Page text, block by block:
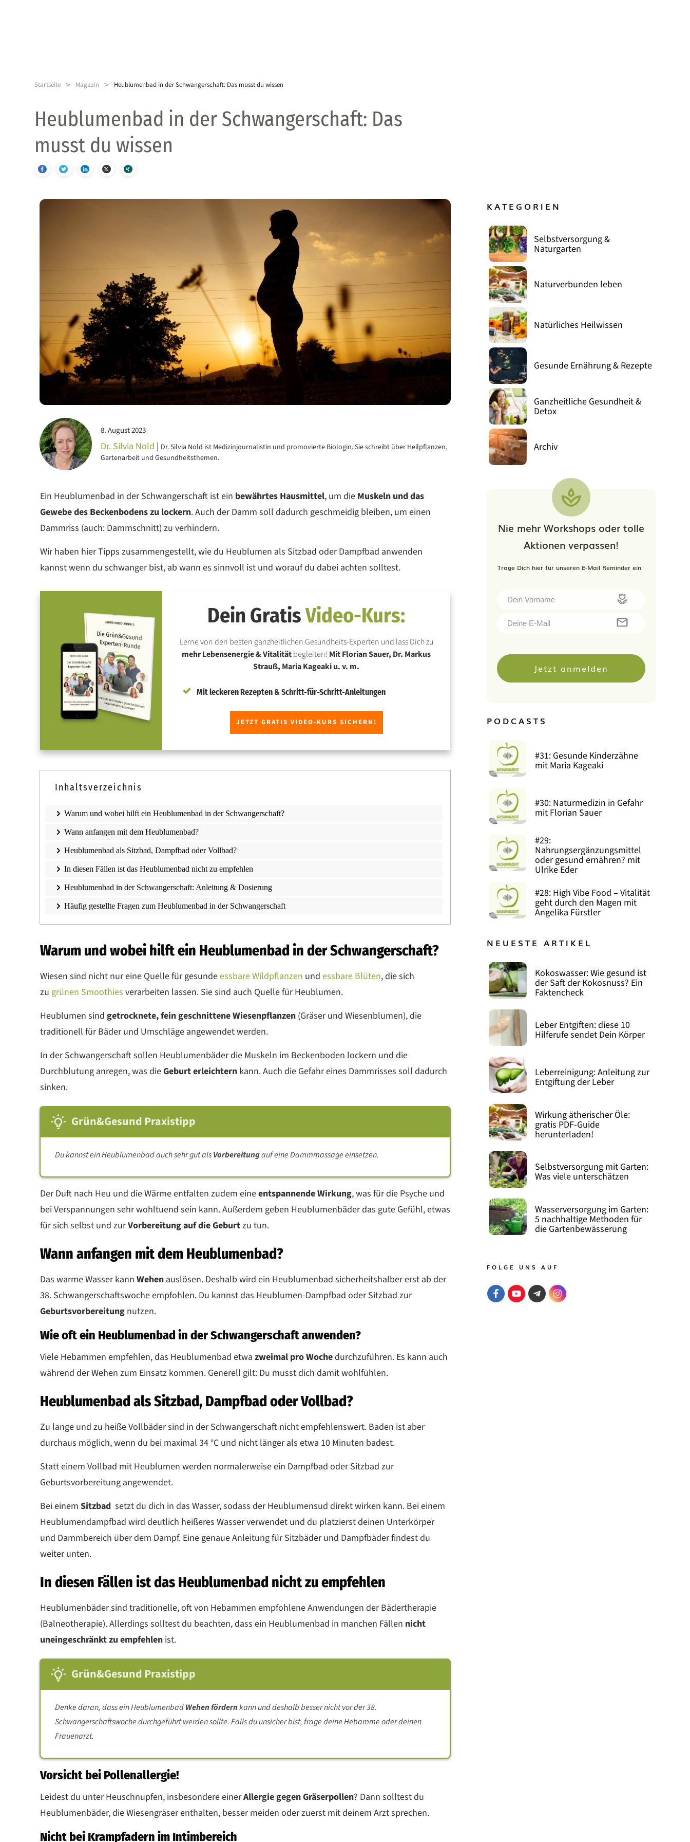
Startseite > Magazin > Heublumenbad in der Schwangerschaft: Das musst du wissen
Heublumenbad in der Schwangerschaft: Das
musst du wissen
8. August 2023
Dr. Silvia Nold | Dr. Silvia Nold ist Medizinjournalistin und promovierte Biologin. Sie schreibt über Heilpflanzen,
Gartenarbeit und Gesundheitsthemen.
Ein Heublumenbad in der Schwangerschaft ist ein bewährtes Hausmittel, um die Muskeln und das
Gewebe des Beckenbodens zu lockern. Auch der Damm soll dadurch geschmeidig bleiben, um einen
Dammriss (auch: Dammschnitt) zu verhindern.
Wir haben hier Tipps zusammengestellt, wie du Heublumen als Sitzbad oder Dampfbad anwenden
kannst wenn du schwanger bist, ab wann es sinnvoll ist und worauf du dabei achten solltest.
Dein GratisVideo-Kurs:
Lerne von den besten ganzheitlichen Gesundheits-Experten und lass Dich zu
mehr Lebensenergie & Vitalitätbegleiten! Mit Florian Sauer, Dr. Markus
Strauß, Maria Kageaki u. v. m.
Mit leckeren Rezepten & Schritt-für-Schritt-Anleitungen
JETZT GRATIS VIDEO-KURS SICHERN!
Inhaltsverzeichnis
Warum und wobei hilft ein Heublumenbad in der Schwangerschaft?
Wann anfangen mit dem Heublumenbad?
Heublumenbad als Sitzbad, Dampfbad oder Vollbad?
In diesen Fällen ist das Heublumenbad nicht zu empfehlen
Heublumenbad in der Schwangerschaft: Anleitung & Dosierung
Häufig gestellte Fragen zum Heublumenbad in der Schwangerschaft
Warum und wobei hilft ein Heublumenbad in der Schwangerschaft?
Wiesen sind nicht nur eine Quelle für gesundeessbare Wildpflanzen und essbare Blüten, die sich
zu grünen Smoothies verarbeiten lassen. Sie sind auch Quelle für Heublumen.
Heublumen sind getrocknete, fein geschnittene Wiesenpflanzen (Gräser und Wiesenblumen), die
traditionell für Bäder und Umschläge angewendet werden.
In der Schwangerschaft sollen Heublumenbäder die Muskeln im Beckenboden lockern und die
Durchblutung anregen, was dieGeburt erleichtern kann. Auch die Gefahr eines Dammrisses soll dadurch
sinken.
Grün&Gesund Praxistipp
Du kannst ein Heublumenbad auch sehr gut alsVorbereitungauf eine Dammmassage einsetzen.
Der Duft nach Heu und die Wärme entfalten zudem eineentspannende Wirkung, was für die Psyche und
bei Verspannungen sehr wohltuend sein kann. Außerdem geben Heublumenbäder das gute Gefühl, etwas
für sich selbst und zurVorbereitung auf die Geburtzu tun.
Wann anfangen mit dem Heublumenbad?
Das warme Wasser kann Wehen auslösen. Deshalb wird ein Heublumenbad sicherheitshalber erst ab der
38. Schwangerschaftswoche empfohlen. Du kannst das Heublumen-Dampfbad oder Sitzbad zur
Geburtsvorbereitung nutzen.
Wie oft ein Heublumenbad in der Schwangerschaft anwenden?
Viele Hebammen empfehlen, das Heublumenbad etwa zweimal pro Wochedurchzuführen. Es kann auch
während der Wehen zum Einsatz kommen. Generell gilt: Du musst dich damit wohlfühlen.
Heublumenbad als Sitzbad, Dampfbad oder Vollbad?
Zu lange und zu heiße Vollbäder sind in der Schwangerschaft nicht empfehlenswert. Baden ist aber
durchaus möglich, wenn du bei maximal 34 °C und nicht länger als etwa 10 Minuten badest.
Statt einem Vollbad mit Heublumen werden normalerweise ein Dampfbad oder Sitzbad zur
Geburtsvorbereitung angewendet.
Bei einem Sitzbad setzt du dich in das Wasser, sodass der Heublumensud direkt wirken kann. Bei einem
Heublumendampfbad wird deutlich heißeres Wasser verwendet und du platzierst deinen Unterkörper
und Dammbereich über dem Dampf. Eine genaue Anleitung für Sitzbäder und Dampfbäder findest du
weiter unten.
In diesen Fällen ist das Heublumenbad nicht zu empfehlen
Heublumenbäder sind traditionelle, oft von Hebammen empfohlene Anwendungen der Bädertherapie
(Balneotherapie). Allerdings solltest du beachten, dass ein Heublumenbad in manchen Fällen nicht
uneingeschränkt zu empfehlen ist.
Grün&Gesund Praxistipp
Denke daran, dass ein HeublumenbadWehen fördernkann und deshalb besser nicht vor der 38.
Schwangerschaftswoche durchgeführt werden sollte. Falls du unsicher bist, frage deine Hebamme oder deinen
Frauenarzt.
Vorsicht bei Pollenallergie!
Leidest du unter Heuschnupfen, insbesondere einerAllergie gegen Gräserpollen? Dann solltest du
Heublumenbäder, die Wiesengräser enthalten, besser meiden oder zuerst mit deinem Arzt sprechen.
Nicht bei Krampfadern im Intimbereich
KATEGORIEN
Selbstversorgung &
Naturgarten
Naturverbunden leben
Natürliches Heilwissen
Gesunde Ernährung & Rezepte
Ganzheitliche Gesundheit &
Detox
Archiv
Nie mehr Workshops oder tolle
Aktionen verpassen!
Trage Dich hier für unseren E-Mail Reminder ein
Jetzt anmelden
PODCASTS
#31: Gesunde Kinderzähne
mit Maria Kageaki
#30: Naturmedizin in Gefahr
mit Florian Sauer
#29:
Nahrungsergänzungsmittel
oder gesund ernähren? mit
Ulrike Eder
#28: High Vibe Food – Vitalität
geht durch den Magen mit
Angelika Fürstler
NEUESTE ARTIKEL
Kokoswasser: Wie gesund ist
der Saft der Kokosnuss? Ein
Faktencheck
Leber Entgiften: diese 10
Hilferufe sendet Dein Körper
Leberreinigung: Anleitung zur
Entgiftung der Leber
Wirkung ätherischer Öle:
gratis PDF-Guide
herunterladen!
Selbstversorgung mit Garten:
Was viele unterschätzen
Wasserversorgung im Garten:
5 nachhaltige Methoden für
die Gartenbewässerung
FOLGE UNS AUF